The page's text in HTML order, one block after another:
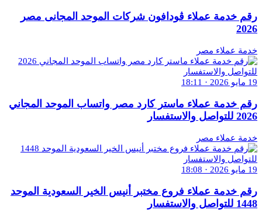
رقم خدمة عملاء ڤودافون شركات الموحد المجانى مصر
2026
خدمة عملاء مصر
19 مايو 2026 · 18:11
رقم خدمة عملاء ماستر كارد مصر واتساب الموحد المجاني
2026 للتواصل والاستفسار
خدمة عملاء مصر
19 مايو 2026 · 18:08
رقم خدمة عملاء فروع مختبر أنيس الخير السعودية الموحد
1448 للتواصل والاستفسار